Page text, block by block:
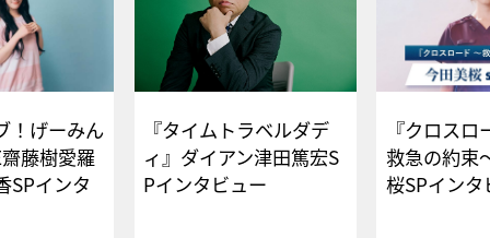
！げーみん
藤樹愛羅
SPインタ
『タイムトラベルダデ
ィ』ダイアン津田篤宏S
Pインタビュー
『クロス
救急の約束
桜SPイ